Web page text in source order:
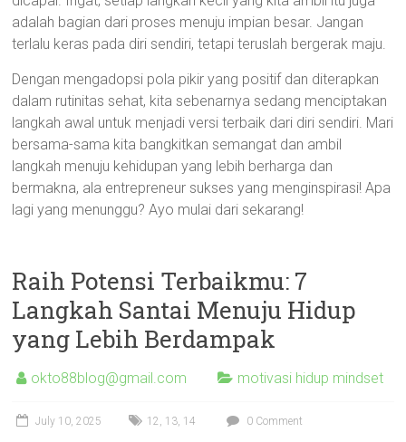
adalah bagian dari proses menuju impian besar. Jangan
terlalu keras pada diri sendiri, tetapi teruslah bergerak maju.
Dengan mengadopsi pola pikir yang positif dan diterapkan
dalam rutinitas sehat, kita sebenarnya sedang menciptakan
langkah awal untuk menjadi versi terbaik dari diri sendiri. Mari
bersama-sama kita bangkitkan semangat dan ambil
langkah menuju kehidupan yang lebih berharga dan
bermakna, ala entrepreneur sukses yang menginspirasi! Apa
lagi yang menunggu? Ayo mulai dari sekarang!
Raih Potensi Terbaikmu: 7
Langkah Santai Menuju Hidup
yang Lebih Berdampak
okto88blog@gmail.com motivasi hidup mindset
July 10, 2025 12 , 13, 14 0 Comment